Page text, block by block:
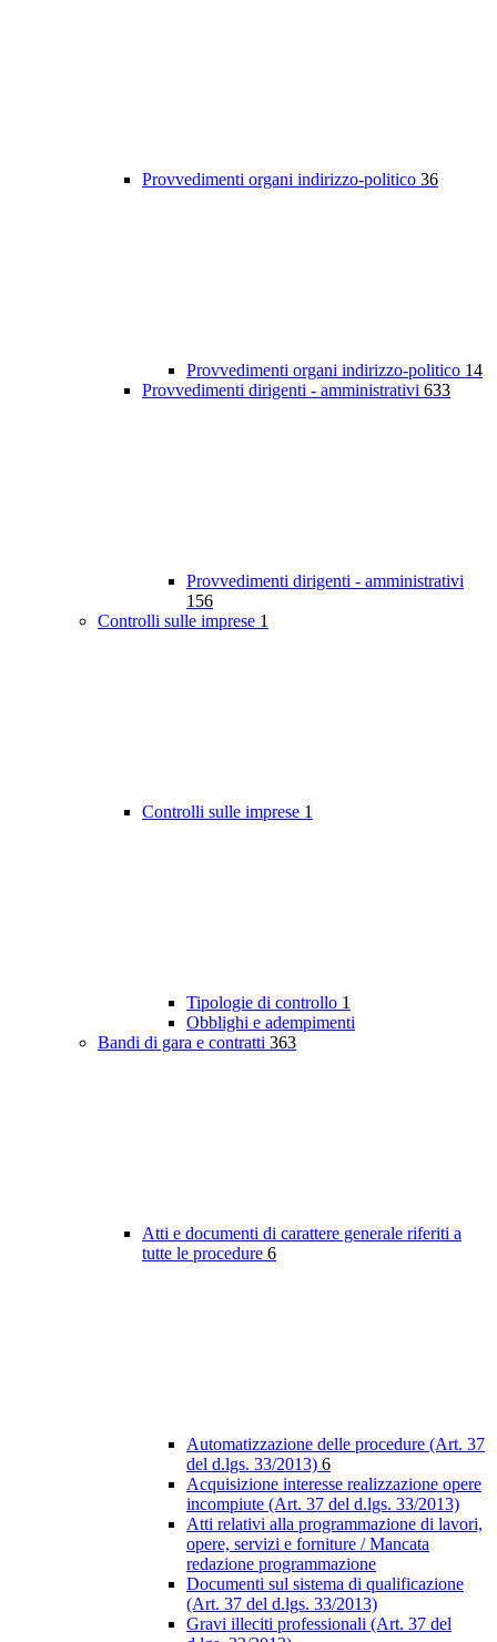
Provvedimenti organi indirizzo-politico 36
Provvedimenti organi indirizzo-politico 14
Provvedimenti dirigenti - amministrativi 633
Provvedimenti dirigenti - amministrativi
156
Controlli sulle imprese 1
Controlli sulle imprese 1
Tipologie di controllo 1
Obblighi e adempimenti
Bandi di gara e contratti 363
Atti e documenti di carattere generale riferiti a
tutte le procedure 6
Automatizzazione delle procedure (Art. 37
del d.lgs. 33/2013) 6
Acquisizione interesse realizzazione opere
incompiute (Art. 37 del d.lgs. 33/2013)
Atti relativi alla programmazione di lavori,
opere, servizi e forniture / Mancata
redazione programmazione
Documenti sul sistema di qualificazione
(Art. 37 del d.lgs. 33/2013)
Gravi illeciti professionali (Art. 37 del